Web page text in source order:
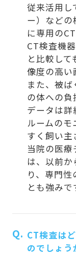
従来活用し
ー）など
に専用の
CT検査機
と比較し
像度の高い
また、被
の体への
データは
ルームの
すく飼い主
当院の医
は、以前
り、専門
とも強みで
Q. CT検査は
のでしょう